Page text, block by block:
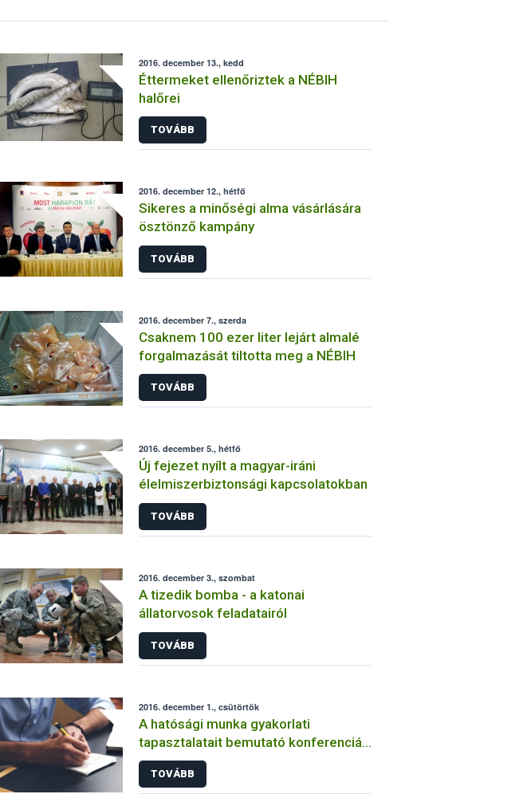
hivatal.
2016. december 13., kedd
Éttermeket ellenőriztek a NÉBIH
halőrei
TOVÁBB
2016. december 12., hétfő
Sikeres a minőségi alma vásárlására
ösztönző kampány
TOVÁBB
2016. december 7., szerda
Csaknem 100 ezer liter lejárt almalé
forgalmazását tiltotta meg a NÉBIH
TOVÁBB
2016. december 5., hétfő
Új fejezet nyílt a magyar-iráni
élelmiszerbiztonsági kapcsolatokban
TOVÁBB
2016. december 3., szombat
A tizedik bomba - a katonai
állatorvosok feladatairól
TOVÁBB
2016. december 1., csütörtök
A hatósági munka gyakorlati
tapasztalatait bemutató konferenciát
tartottak az Állatorvostudományi
Egyetemen
TOVÁBB